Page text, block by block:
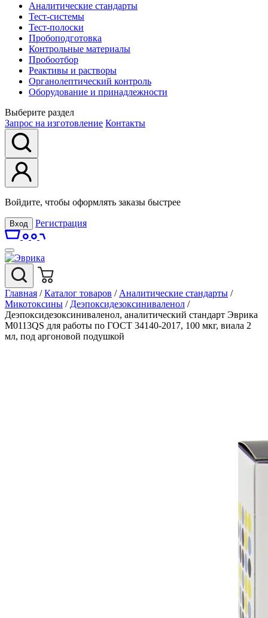
Аналитические стандарты
Тест-системы
Тест-полоски
Пробоподготовка
Контрольные материалы
Пробоотбор
Реактивы и растворы
Органолептический контроль
Оборудование и принадлежности
Выберите раздел
Запрос на изготовление Контакты
Войдите, чтобы оформлять заказы быстрее
Вход Регистрация
Главная / Каталог товаров / Аналитические стандарты /
Микотоксины / Деэпоксидезоксиниваленол /
Деэпоксидезоксиниваленол, аналитический стандарт Эврика
M0113QS для работы по ГОСТ 34140-2017, 100 мкг, виала 2
мл, под аргоновой подушкой